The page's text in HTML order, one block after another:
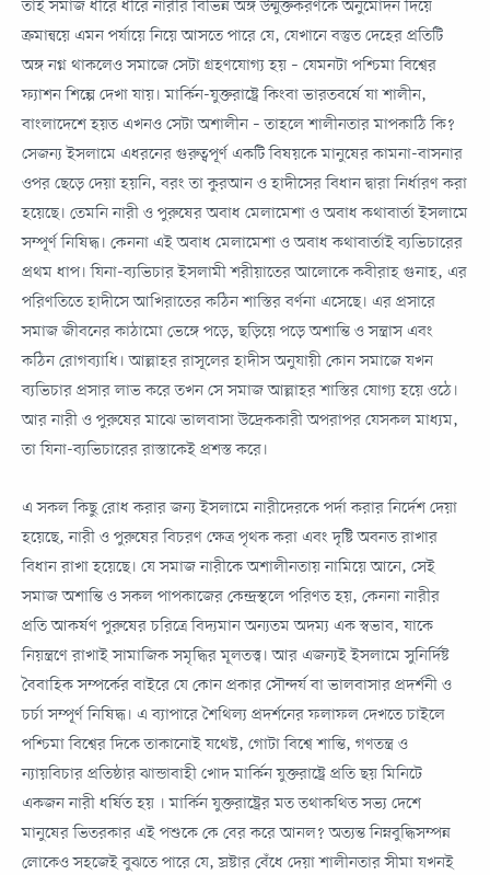
তাই সমাজ ধীরে ধীরে নারীর বিভিন্ন অঙ্গ উন্মুক্তকরণকে অনুমোদন দিয়ে
ক্রমান্বয়ে এমন পর্যায়ে নিয়ে আসতে পারে যে, যেখানে বস্তুত দেহের প্রতিটি
অঙ্গ নগ্ন থাকলেও সমাজে সেটা গ্রহণযোগ্য হয় – যেমনটা পশ্চিমা বিশ্বের
ফ্যাশন শিল্পে দেখা যায়। মার্কিন-যুক্তরাষ্ট্রে কিংবা ভারতবর্ষে যা শালীন,
বাংলাদেশে হয়ত এখনও সেটা অশালীন – তাহলে শালীনতার মাপকাঠি কি?
সেজন্য ইসলামে এধরনের গুরুত্বপূর্ণ একটি বিষয়কে মানুষের কামনা-বাসনার
ওপর ছেড়ে দেয়া হয়নি, বরং তা কুরআন ও হাদীসের বিধান দ্বারা নির্ধারণ করা
হয়েছে। তেমনি নারী ও পুরুষের অবাধ মেলামেশা ও অবাধ কথাবার্তা ইসলামে
সম্পূর্ণ নিষিদ্ধ। কেননা এই অবাধ মেলামেশা ও অবাধ কথাবার্তাই ব্যভিচারের
প্রথম ধাপ। যিনা-ব্যভিচার ইসলামী শরীয়াতের আলোকে কবীরাহ গুনাহ, এর
পরিণতিতে হাদীসে আখিরাতের কঠিন শাস্তির বর্ণনা এসেছে। এর প্রসারে
সমাজ জীবনের কাঠামো ভেঙ্গে পড়ে, ছড়িয়ে পড়ে অশান্তি ও সন্ত্রাস এবং
কঠিন রোগব্যাধি। আল্লাহর রাসূলের হাদীস অনুযায়ী কোন সমাজে যখন
ব্যভিচার প্রসার লাভ করে তখন সে সমাজ আল্লাহর শাস্তির যোগ্য হয়ে ওঠে।
আর নারী ও পুরুষের মাঝে ভালবাসা উদ্রেককারী অপরাপর যেসকল মাধ্যম,
তা যিনা-ব্যভিচারের রাস্তাকেই প্রশস্ত করে।
এ সকল কিছু রোধ করার জন্য ইসলামে নারীদেরকে পর্দা করার নির্দেশ দেয়া
হয়েছে, নারী ও পুরুষের বিচরণ ক্ষেত্র পৃথক করা এবং দৃষ্টি অবনত রাখার
বিধান রাখা হয়েছে। যে সমাজ নারীকে অশালীনতায় নামিয়ে আনে, সেই
সমাজ অশান্তি ও সকল পাপকাজের কেন্দ্রস্থলে পরিণত হয়, কেননা নারীর
প্রতি আকর্ষণ পুরুষের চরিত্রে বিদ্যমান অন্যতম অদম্য এক স্বভাব, যাকে
নিয়ন্ত্রণে রাখাই সামাজিক সমৃদ্ধির মূলতত্ত্ব। আর এজন্যই ইসলামে সুনির্দিষ্ট
বৈবাহিক সম্পর্কের বাইরে যে কোন প্রকার সৌন্দর্য বা ভালবাসার প্রদর্শনী ও
চর্চা সম্পূর্ণ নিষিদ্ধ। এ ব্যাপারে শৈথিল্য প্রদর্শনের ফলাফল দেখতে চাইলে
পশ্চিমা বিশ্বের দিকে তাকানোই যথেষ্ট, গোটা বিশ্বে শান্তি, গণতন্ত্র ও
ন্যায়বিচার প্রতিষ্ঠার ঝান্ডাবাহী খোদ মার্কিন যুক্তরাষ্ট্রে প্রতি ছয় মিনিটে
একজন নারী ধর্ষিত হয় । মার্কিন যুক্তরাষ্ট্রের মত তথাকথিত সভ্য দেশে
মানুষের ভিতরকার এই পশুকে কে বের করে আনল? অত্যন্ত নিম্নবুদ্ধিসম্পন্ন
লোকেও সহজেই বুঝতে পারে যে, স্রষ্টার বেঁধে দেয়া শালীনতার সীমা যখনই